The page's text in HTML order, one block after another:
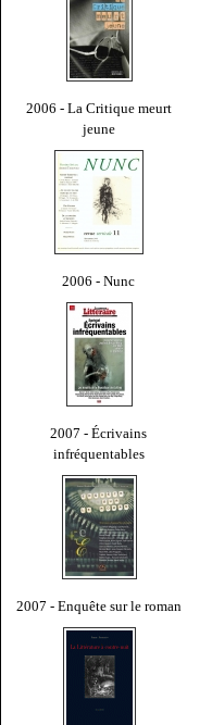
2006 - La Critique meurt
jeune
2006 - Nunc
2007 - Écrivains
infréquentables
2007 - Enquête sur le roman